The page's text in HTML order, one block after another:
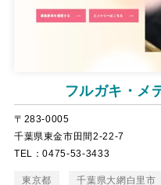
フルガキ・メ
〒283-0005
千葉県東金市田間2-22-7
TEL：0475-53-3433
東京都 千葉県大網白里市